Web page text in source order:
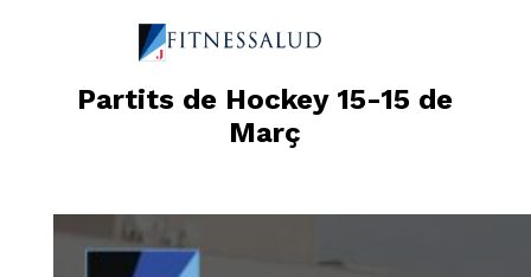
Partits de Hockey 15-15 de
Març